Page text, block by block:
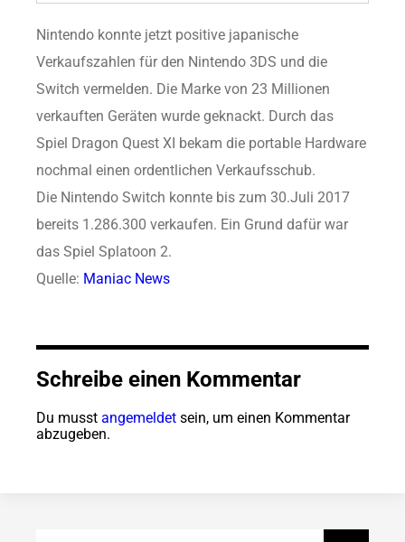
Nintendo konnte jetzt positive japanische
Verkaufszahlen für den Nintendo 3DS und die
Switch vermelden. Die Marke von 23 Millionen
verkauften Geräten wurde geknackt. Durch das
Spiel Dragon Quest XI bekam die portable Hardware
nochmal einen ordentlichen Verkaufsschub.
Die Nintendo Switch konnte bis zum 30.Juli 2017
bereits 1.286.300 verkaufen. Ein Grund dafür war
das Spiel Splatoon 2.
Quelle: Maniac News
Schreibe einen Kommentar
Du musst angemeldet sein, um einen Kommentar
abzugeben.